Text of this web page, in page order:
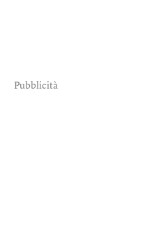
Pubblicità